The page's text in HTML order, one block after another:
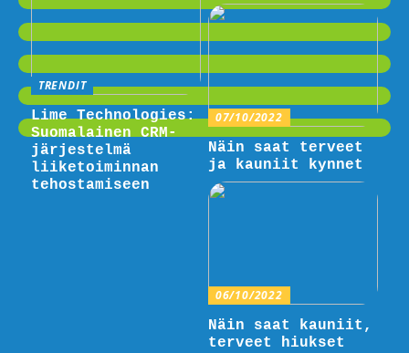
TRENDIT
Lime Technologies:
Suomalainen CRM-
järjestelmä
liiketoiminnan
tehostamiseen
07/10/2022
Näin saat terveet
ja kauniit kynnet
06/10/2022
Näin saat kauniit,
terveet hiukset